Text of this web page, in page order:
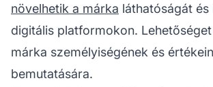
növelhetik a márka láthatóságát
digitális platformokon.
márka személyiségének és
bemutatására.